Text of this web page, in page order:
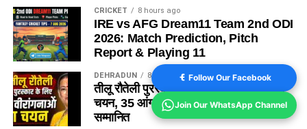
CRICKET 8 hours ago
IRE vs AFG Dream11 Team 2nd ODI
2026: Match Prediction, Pitch
Report & Playing 11
DEHRADUN 8 hours ago
तीलू रौतेली पुरस्कार के लिए 13 वीरांगनाओं का
चयन, 35 आंगनबाड़ी कार्यकत्रियां भी होंगे
सम्मानित
Follow Our Facebook
Join Our WhatsApp Channel